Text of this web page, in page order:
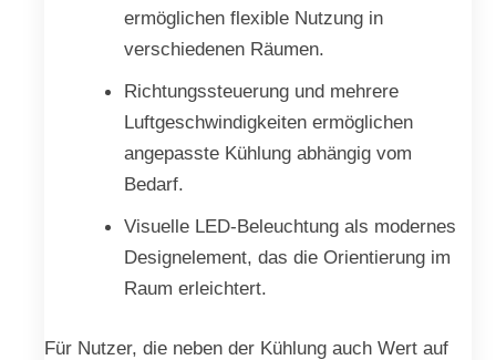
ermöglichen flexible Nutzung in
verschiedenen Räumen.
Richtungssteuerung und mehrere
Luftgeschwindigkeiten ermöglichen
angepasste Kühlung abhängig vom
Bedarf.
Visuelle LED-Beleuchtung als modernes
Designelement, das die Orientierung im
Raum erleichtert.
Für Nutzer, die neben der Kühlung auch Wert auf